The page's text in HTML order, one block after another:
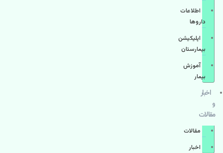
اطلاعات
دارو‌ها
اپليكيشن
بيمارستان
آموزش
بیمار
اخبار
و
مقالات
مقالات
اخبار